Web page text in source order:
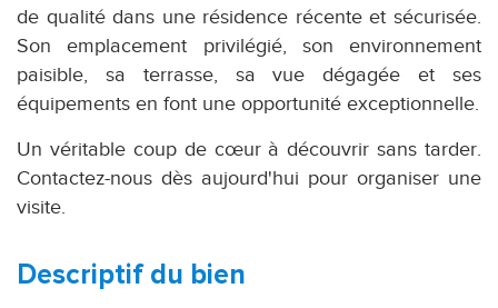
de qualité dans une résidence récente et sécurisée.
Son emplacement privilégié, son environnement
paisible, sa terrasse, sa vue dégagée et ses
équipements en font une opportunité exceptionnelle.
Un véritable coup de cœur à découvrir sans tarder.
Contactez-nous dès aujourd'hui pour organiser une
visite.
descriptif du bien